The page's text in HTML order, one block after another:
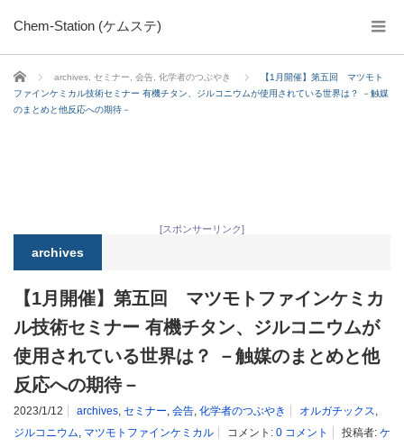
Chem-Station (ケムステ)
ホーム archives セミナー 会告 化学者のつぶやき
【1月開催】第五回 マツモト
ファインケミカル技術セミナー 有機チタン、ジルコニウムが使用されている世界は？ －触媒
のまとめと他反応への期待－
[スポンサーリンク]
archives
【1月開催】第五回 マツモトファインケミカ
ル技術セミナー 有機チタン、ジルコニウムが
使用されている世界は？ －触媒のまとめと他
反応への期待－
2023/1/12 archives, セミナー, 会告, 化学者のつぶやき オルガチックス,
ジルコニウム, マツモトファインケミカル コメント: 0 コメント 投稿者: ケ